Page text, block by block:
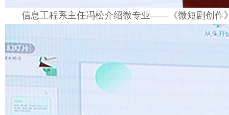
信息工程系主任冯松介绍微专业——《微短剧创作